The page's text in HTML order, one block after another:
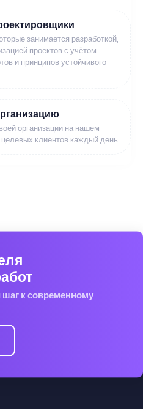
занимается разработкой,
проектов с учётом
и принципов устойчивого
организации на нашем
клиентов каждый день
к современному